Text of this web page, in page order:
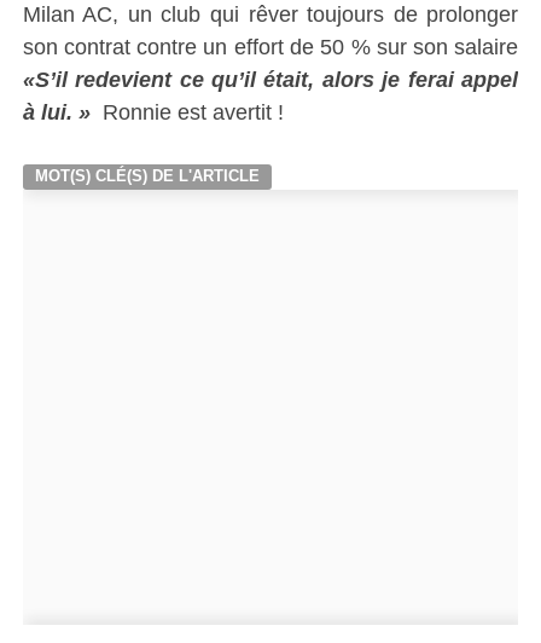
Milan AC, un club qui rêver toujours de prolonger
son contrat contre un effort de 50 % sur son salaire
«S’il redevient ce qu’il était, alors je ferai appel
à lui. » Ronnie est avertit !
MOT(S) CLÉ(S) DE L'ARTICLE